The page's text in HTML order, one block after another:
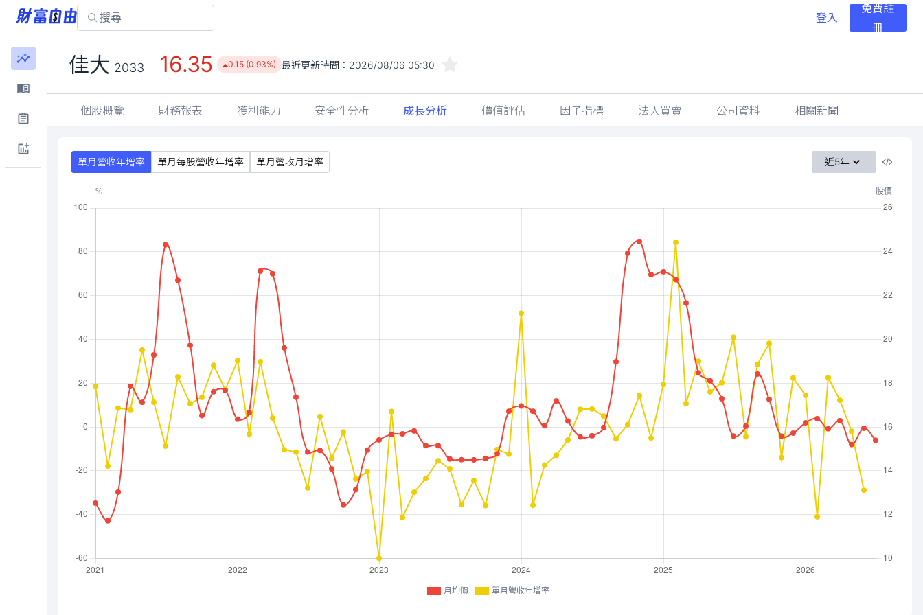
登入
免費註
冊
佳大 2033 16.35 0.15 (0.93%) 最近更新時間： 2026/08/06 05:30
個股概覽 財務報表 獲利能力 安全性分析 成長分析 價值評估 因子指標 法人買賣 公司資料 相關新聞
單月營收年增率 單月每股營收年增率 單月營收月增率 近5年
月均價 單月營收年增率